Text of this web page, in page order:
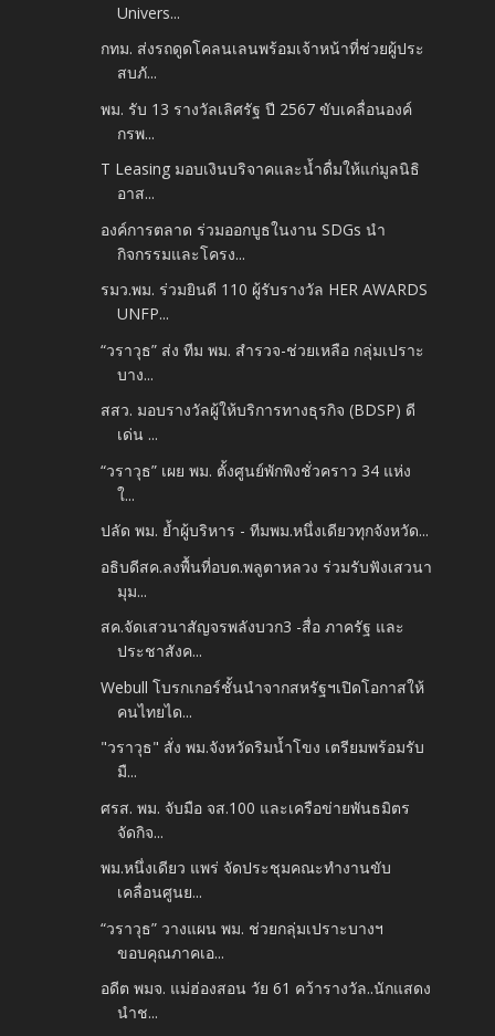
Univers...
กทม. ส่งรถดูดโคลนเลนพร้อมเจ้าหน้าที่ช่วยผู้ประ
สบภั...
พม. รับ 13 รางวัลเลิศรัฐ ปี 2567 ขับเคลื่อนองค์
กรพ...
T Leasing มอบเงินบริจาคและน้ำดื่มให้แก่มูลนิธิ
อาส...
องค์การตลาด ร่วมออกบูธในงาน SDGs นำ
กิจกรรมและโครง...
รมว.พม. ร่วมยินดี 110 ผู้รับรางวัล HER AWARDS
UNFP...
“วราวุธ” ส่ง ทีม พม. สำรวจ-ช่วยเหลือ กลุ่มเปราะ
บาง...
สสว. มอบรางวัลผู้ให้บริการทางธุรกิจ (BDSP) ดี
เด่น ...
“วราวุธ” เผย พม. ตั้งศูนย์พักพิงชั่วคราว 34 แห่ง
ใ...
ปลัด พม. ย้ำผู้บริหาร - ทีมพม.หนึ่งเดียวทุกจังหวัด...
อธิบดีสค.ลงพื้นที่อบต.พลูตาหลวง ร่วมรับฟังเสวนา
มุม...
สค.จัดเสวนาสัญจรพลังบวก3 -สื่อ ภาครัฐ และ
ประชาสังค...
Webull โบรกเกอร์ชั้นนำจากสหรัฐฯเปิดโอกาสให้
คนไทยได...
"วราวุธ" สั่ง พม.จังหวัดริมน้ำโขง เตรียมพร้อมรับ
มื...
ศรส. พม. จับมือ จส.100 และเครือข่ายพันธมิตร
จัดกิจ...
พม.หนึ่งเดียว แพร่ จัดประชุมคณะทำงานขับ
เคลื่อนศูนย...
“วราวุธ” วางแผน พม. ช่วยกลุ่มเปราะบางฯ
ขอบคุณภาคเอ...
อดีต พมจ. แม่ฮ่องสอน วัย 61 คว้ารางวัล..นักแสดง
นำช...